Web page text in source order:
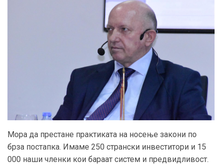
Мора да престане практиката на носење закони по
брза постапка. Имаме 250 странски инвеститори и 15
000 наши членки кои бараат систем и предвидливост.